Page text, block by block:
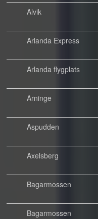
Alvik
Arlanda Express
Arlanda flygplats
Arninge
Aspudden
Axelsberg
Bagarmossen
Bagarmossen